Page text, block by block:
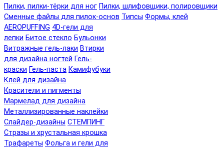
Пилки, пилки-тёрки для ног Пилки, шлифовщики, полировщики
Сменные файлы для пилок-основ Типсы Формы, клей
AEROPUFFING 4D-гели для
лепки Битое стекло Бульонки
Витражные гель-лаки Втирки
для дизайна ногтей Гель-
краски Гель-паста Камифубуки
Клей для дизайна
Красители и пигменты
Мармелад для дизайна
Металлизированные наклейки
Слайдер-дизайны СТЕМПИНГ
Стразы и хрустальная крошка
Трафареты Фольга и гели для